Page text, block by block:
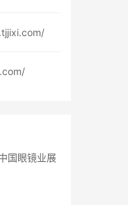
国眼镜业展